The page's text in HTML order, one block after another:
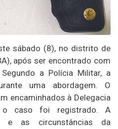
sábado (8), no distrito de
após ser encontrado com
a Polícia Militar, a
uma abordagem. O
encaminhados à Delegacia
o caso foi registrado. A
e as circunstâncias da